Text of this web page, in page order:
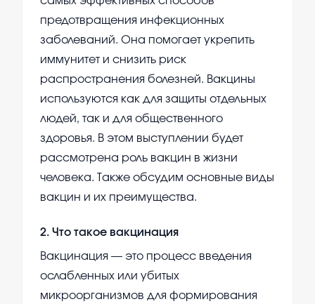
предотвращения инфекционных
заболеваний. Она помогает укрепить
иммунитет и снизить риск
распространения болезней. Вакцины
используются как для защиты отдельных
людей, так и для общественного
здоровья. В этом выступлении будет
рассмотрена роль вакцин в жизни
человека. Также обсудим основные виды
вакцин и их преимущества.
2. Что такое вакцинация
Вакцинация — это процесс введения
ослабленных или убитых
микроорганизмов для формирования